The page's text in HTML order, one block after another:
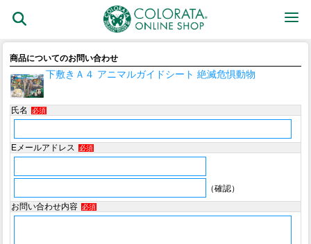
商品についてのお問い合わせ
下敷きＡ４ アニマルガイドシート 絶滅危惧動物
氏名 必須
Eメールアドレス 必須
（確認）
お問い合わせ内容 必須